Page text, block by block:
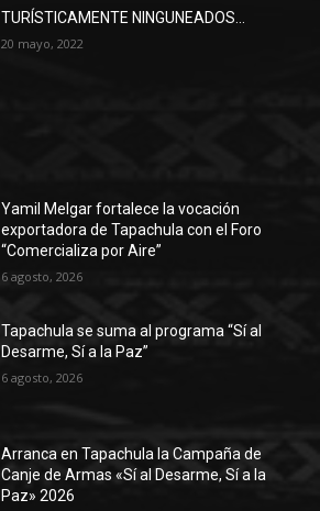
TURÍSTICAMENTE NINGUNEADOS…
20 mayo, 2022
Yamil Melgar fortalece la vocación
exportadora de Tapachula con el Foro
“Comercializa por Aire”
6 agosto, 2026
Tapachula se suma al programa “Sí al
Desarme, Sí a la Paz”
6 agosto, 2026
Arranca en Tapachula la Campaña de
Canje de Armas «Sí al Desarme, Sí a la
Paz» 2026